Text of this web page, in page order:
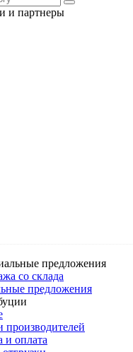
и партнеры
предложения
со склада
предложения
производителей
и оплата